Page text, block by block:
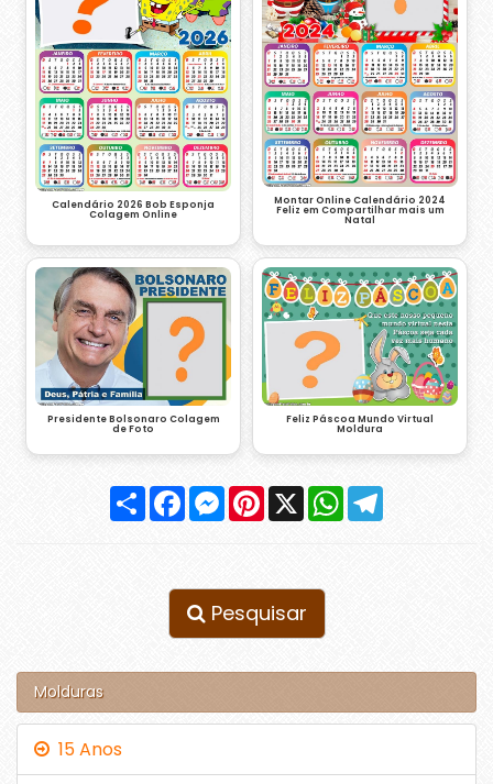
Calendário 2026 Bob Esponja
Colagem Online
Montar Online Calendário 2024
Feliz em Compartilhar mais um
Natal
Presidente Bolsonaro Colagem
de Foto
Feliz Páscoa Mundo Virtual
Moldura
Compartilhar
FacebookMessenger
Pinterest
X WhatsApp
Pesquisar
Molduras
15 Anos